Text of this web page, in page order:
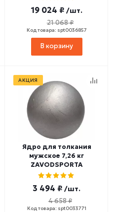
19 024 ₽ /шт.
21 068 ₽
Код товара: spt0036857
В корзину
АКЦИЯ
Ядро для толкания
мужское 7,26 кг
ZAVODSPORTA
3 494 ₽ /шт.
4 658 ₽
Код товара: spt0033771